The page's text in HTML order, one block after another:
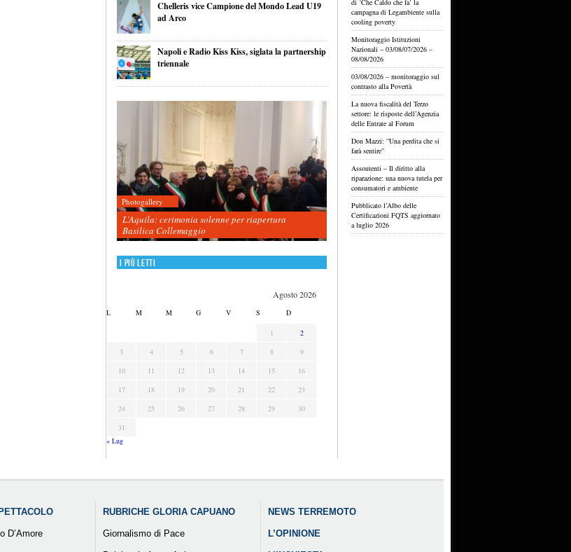
Chelleris vice Campione del Mondo Lead U19
ad Arco
Napoli e Radio Kiss Kiss, siglata la partnership
triennale
Photogallery
L’Aquila: cerimonia solenne per riapertura
Basilica Collemaggio
I più letti
Agosto 2026
L M M G V S D
1
2
3
4 5 6 7 8
9
10
11 12 13 14 15
16
17
18 19 20 21 22
23
24
25 26 27 28 29
30
31
« Lug
di ‘Che Caldo che fa’ la
campagna di Legambiente sulla
cooling poverty
Monitoraggio Istituzioni
Nazionali – 03/08/07/2026 –
08/08/2026
03/08/2026 – monitoraggio sul
contrasto alla Povertà
La nuova fiscalità del Terzo
settore: le risposte dell’Agenzia
delle Entrate al Forum
Don Mazzi: “Una perdita che si
farà sentire”
Assoutenti – Il diritto alla
riparazione: una nuova tutela per
consumatori e ambiente
Pubblicato l’Albo delle
Certificazioni FQTS aggiornato
a luglio 2026
D’Amore
RUBRICHE GLORIA CAPUANO
Giornalismo di Pace
NEWS TERREMOTO
L’OPINIONE